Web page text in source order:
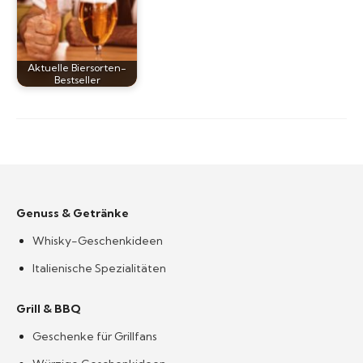
Aktuelle Biersorten-
Bestseller
Genuss & Getränke
Whisky-Geschenkideen
Italienische Spezialitäten
Grill & BBQ
Geschenke für Grillfans